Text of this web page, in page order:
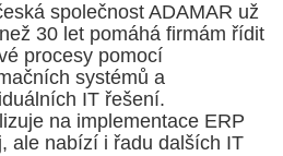
společnost ADAMAR už
30 let pomáhá firmám řídit
procesy pomocí
systémů a
IT řešení.
na implementace ERP
ale nabízí i řadu dalších IT